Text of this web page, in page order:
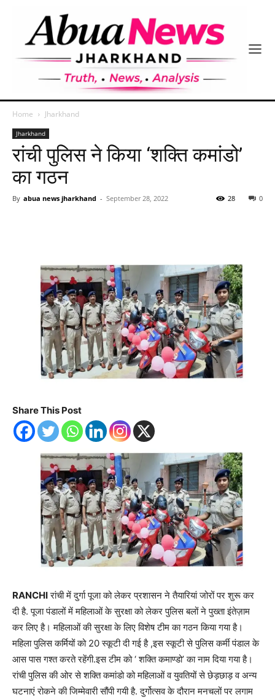
Home Jharkhand
Jharkhand
रांची पुलिस ने किया ‘शक्ति कमांडो’
का गठन
By abua news jharkhand - September 28, 2022 0
28
Share This Post
RANCHIरांची में दुर्गा पूजा को लेकर प्रशासन ने तैयारियां जोरों पर शुरू कर
दी है. पूजा पंडालों में महिलाओं के सुरक्षा को लेकर पुलिस बलों ने पुख्ता इंतेज़ाम
कर लिए है। महिलाओं की सुरक्षा के लिए विशेष टीम का गठन किया गया है।
महिला पुलिस कर्मियों को 20 स्कूटी दी गई है ,इस स्कूटी से पुलिस कर्मी पंडाल के
आस पास गश्त करते रहेंगी.इस टीम को ‘ शक्ति कमाण्डो’ का नाम दिया गया है।
रांची पुलिस की ओर से शक्ति कमांडो को महिलाओं व युवतियों से छेड़छाड़ व अन्य
घटनाएं रोकने की जिम्मेवारी सौंपी गयी है. दुर्गोत्सव के दौरान मनचलों पर लगाम